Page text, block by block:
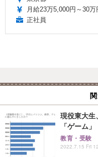
月給23万5,000円～30万
正社員
現役東大
「ゲーム」
教育・受験
2022.7.15 Fri